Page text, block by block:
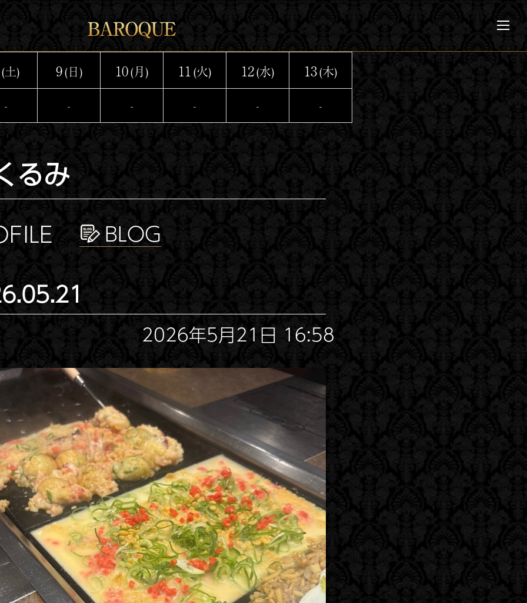
メ
ュ
(土) 9(日) 10(月) 11(火) 12(水) 13(木)
- - - - - -
るみ
2026年5月21日 16:58